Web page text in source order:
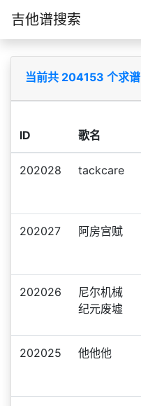
吉他谱搜索
当前共 204153 个求谱
ID 歌名
202028 tackcare
202027 阿房宫赋
202026
尼尔机械
纪元废墟
202025 他他他